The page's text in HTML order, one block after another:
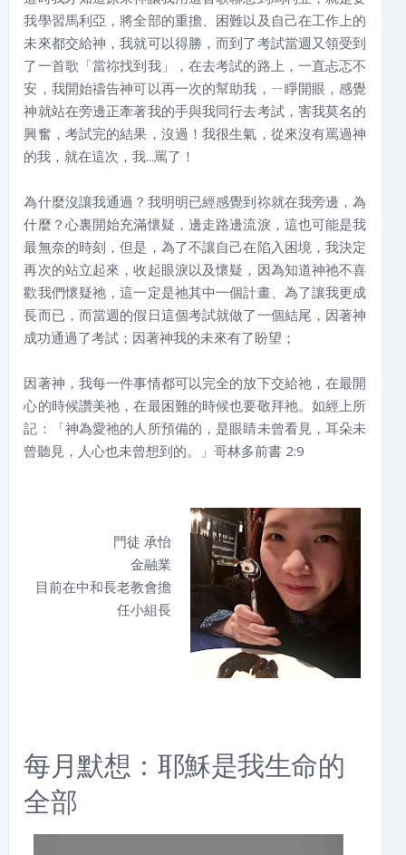
我學習馬利亞，將全部的重擔、困難以及自己在工作上的
未來都交給神，我就可以得勝，而到了考試當週又領受到
了一首歌「當祢找到我」，在去考試的路上，一直忐忑不
安，我開始禱告神可以再一次的幫助我，ㄧ睜開眼，感覺
神就站在旁邊正牽著我的手與我同行去考試，害我莫名的
興奮，考試完的結果，沒過！我很生氣，從來沒有罵過神
的我，就在這次，我...罵了！
為什麼沒讓我通過？我明明已經感覺到祢就在我旁邊，為
什麼？心裏開始充滿懷疑，邊走路邊流淚，這也可能是我
最無奈的時刻，但是，為了不讓自己在陷入困境，我決定
再次的站立起來，收起眼淚以及懷疑，因為知道神祂不喜
歡我們懷疑祂，這一定是祂其中一個計畫、為了讓我更成
長而已，而當週的假日這個考試就做了一個結尾，因著神
成功通過了考試；因著神我的未來有了盼望；
因著神，我每一件事情都可以完全的放下交給祂，在最開
心的時候讚美祂，在最困難的時候也要敬拜祂。如經上所
記：「神為愛祂的人所預備的，是眼睛未曾看見，耳朵未
曾聽見，人心也未曾想到的。」哥林多前書 2:9
門徒 承怡
金融業
目前在中和長老教會擔
任小組長
每月默想：耶穌是我生命的
全部